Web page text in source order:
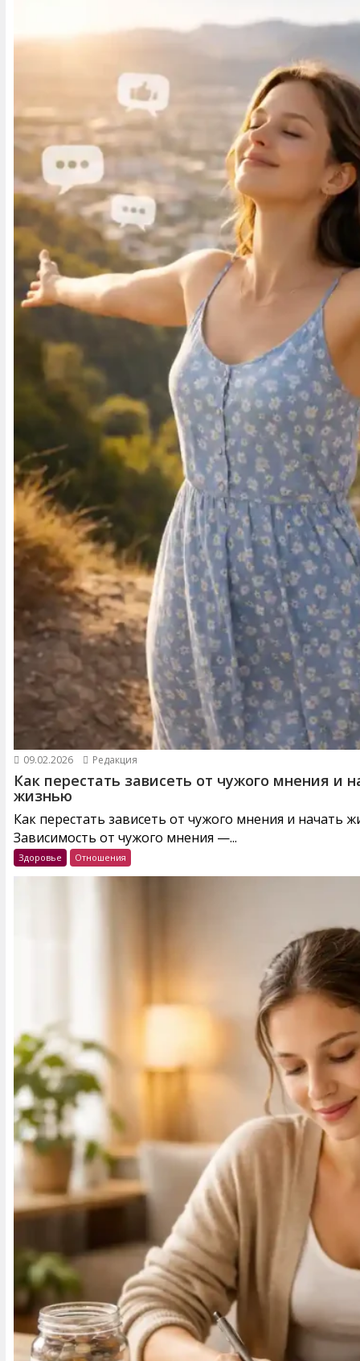
09.02.2026 Редакция
Как перестать зависеть от чужого мнения и
жизнью
Как перестать зависеть от чужого мнения и начать
Зависимость от чужого мнения —...
Здоровье Отношения